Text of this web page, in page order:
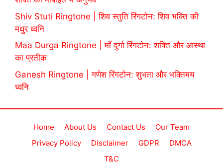
Shiv Stuti Ringtone | शिव स्तुति रिंगटोन: शिव भक्ति की
मधुर ध्वनि
Maa Durga Ringtone | माँ दुर्गा रिंगटोन: शक्ति और आस्था
का प्रतीक
Ganesh Ringtone | गणेश रिंगटोन: शुभता और भक्तिमय
ध्वनि
Home About Us Contact Us
Our Team
Privacy Policy
Disclaimer GDPR
DMCA
T&C